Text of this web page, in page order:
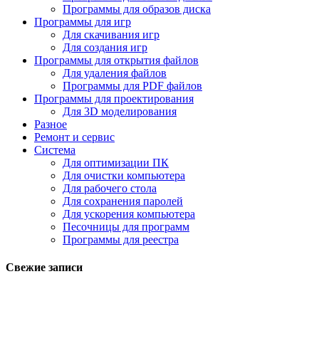
Программы для образов диска
Программы для игр
Для скачивания игр
Для создания игр
Программы для открытия файлов
Для удаления файлов
Программы для PDF файлов
Программы для проектирования
Для 3D моделирования
Разное
Ремонт и сервис
Система
Для оптимизации ПК
Для очистки компьютера
Для рабочего стола
Для сохранения паролей
Для ускорения компьютера
Песочницы для программ
Программы для реестра
Свежие записи